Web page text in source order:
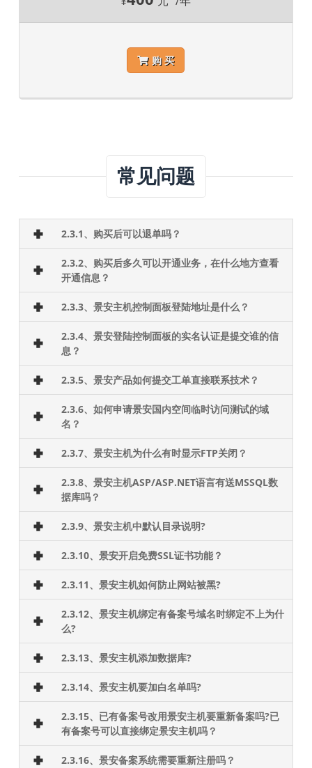
购 买
常见问题
2.3.1、购买后可以退单吗？
2.3.2、购买后多久可以开通业务，在什么地方查看
开通信息？
2.3.3、景安主机控制面板登陆地址是什么？
2.3.4、景安登陆控制面板的实名认证是提交谁的信
息？
2.3.5、景安产品如何提交工单直接联系技术？
2.3.6、如何申请景安国内空间临时访问测试的域
名？
2.3.7、景安主机为什么有时显示FTP关闭？
2.3.8、景安主机ASP/ASP.NET语言有送MSSQL数
据库吗？
2.3.9、景安主机中默认目录说明?
2.3.10、景安开启免费SSL证书功能？
2.3.11、景安主机如何防止网站被黑?
2.3.12、景安主机绑定有备案号域名时绑定不上为什
么?
2.3.13、景安主机添加数据库?
2.3.14、景安主机要加白名单吗?
2.3.15、已有备案号改用景安主机要重新备案吗?已
有备案号可以直接绑定景安主机吗？
2.3.16、景安备案系统需要重新注册吗？